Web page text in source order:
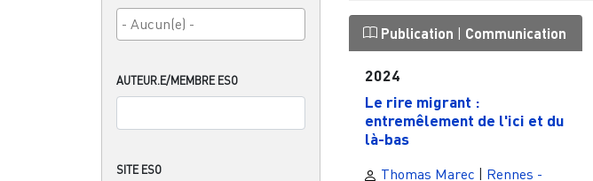
AUTEUR.E/MEMBRE ESO
SITE ESO
Publication | Communication
2024
Le rire migrant :
entremêlement de l'ici et du
là-bas
Thomas Marec | Rennes -